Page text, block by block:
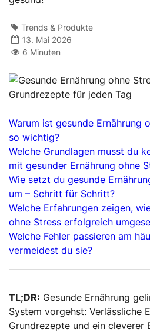
Trends & Produkte
13. Mai 2026
6 Minuten
Warum ist gesunde Ernährung
so wichtig?
Welche Grundlagen musst du
mit gesunder Ernährung ohne
Wie setzt du gesunde
um – Schritt für Schritt?
Welche Erfahrungen zeigen,
ohne Stress erfolgreich
Welche Fehler passieren am
vermeidest du sie?
TL;DR: Gesunde Ernährung
System vorgehst: Verlässliche
Grundrezepte und ein cleverer